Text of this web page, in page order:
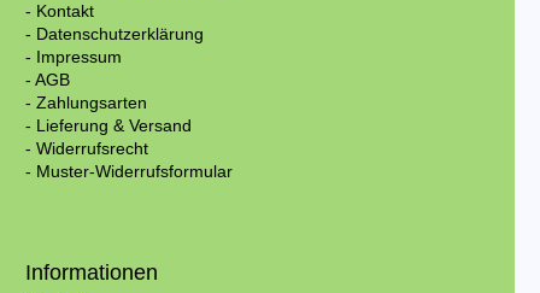
- Kontakt
- Datenschutzerklärung
- Impressum
- AGB
- Zahlungsarten
- Lieferung & Versand
- Widerrufsrecht
- Muster-Widerrufsformular
Informationen